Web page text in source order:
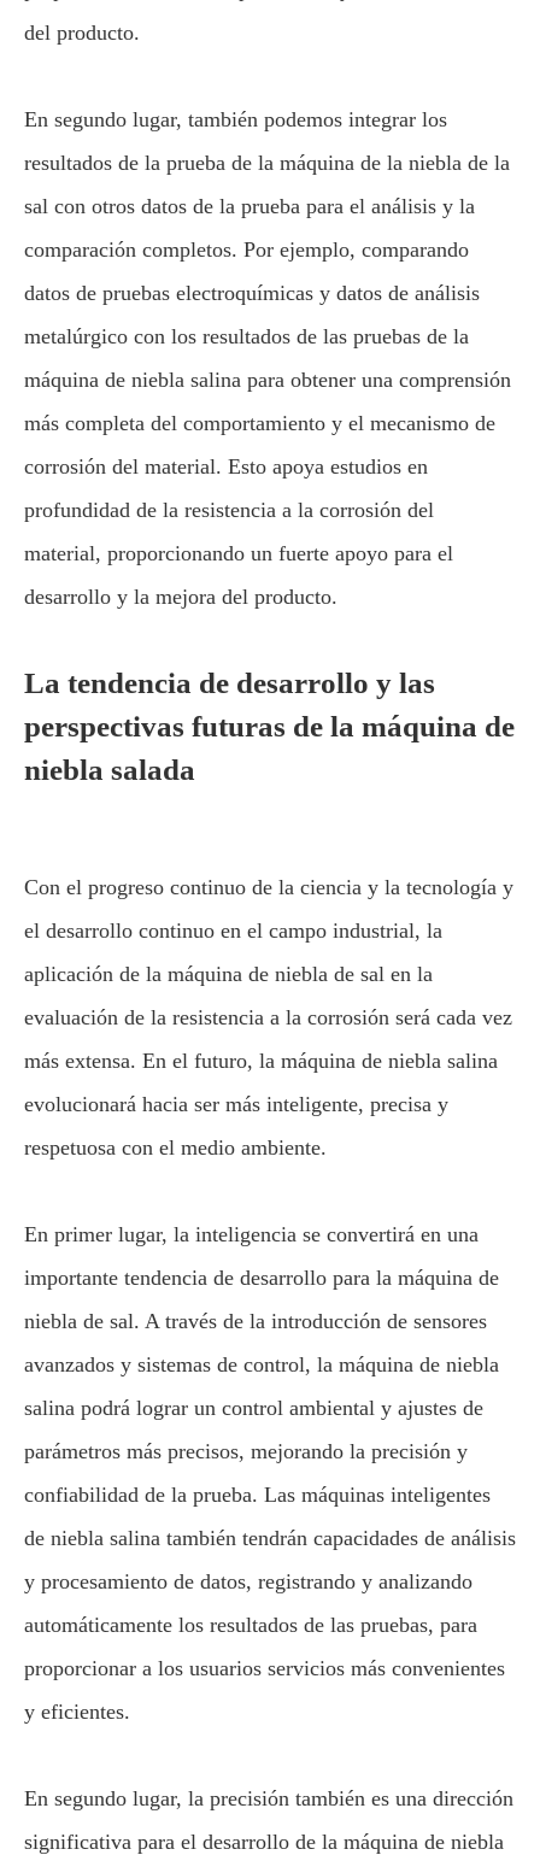
del producto.
En segundo lugar, también podemos integrar los
resultados de la prueba de la máquina de la niebla de la
sal con otros datos de la prueba para el análisis y la
comparación completos. Por ejemplo, comparando
datos de pruebas electroquímicas y datos de análisis
metalúrgico con los resultados de las pruebas de la
máquina de niebla salina para obtener una comprensión
más completa del comportamiento y el mecanismo de
corrosión del material. Esto apoya estudios en
profundidad de la resistencia a la corrosión del
material, proporcionando un fuerte apoyo para el
desarrollo y la mejora del producto.
La tendencia de desarrollo y las
perspectivas futuras de la máquina de
niebla salada
Con el progreso continuo de la ciencia y la tecnología y
el desarrollo continuo en el campo industrial, la
aplicación de la máquina de niebla de sal en la
evaluación de la resistencia a la corrosión será cada vez
más extensa. En el futuro, la máquina de niebla salina
evolucionará hacia ser más inteligente, precisa y
respetuosa con el medio ambiente.
En primer lugar, la inteligencia se convertirá en una
importante tendencia de desarrollo para la máquina de
niebla de sal. A través de la introducción de sensores
avanzados y sistemas de control, la máquina de niebla
salina podrá lograr un control ambiental y ajustes de
parámetros más precisos, mejorando la precisión y
confiabilidad de la prueba. Las máquinas inteligentes
de niebla salina también tendrán capacidades de análisis
y procesamiento de datos, registrando y analizando
automáticamente los resultados de las pruebas, para
proporcionar a los usuarios servicios más convenientes
y eficientes.
En segundo lugar, la precisión también es una dirección
significativa para el desarrollo de la máquina de niebla